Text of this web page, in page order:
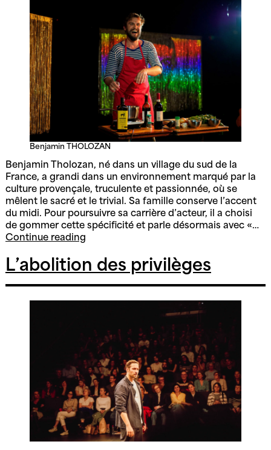
Benjamin THOLOZAN
Benjamin Tholozan, né dans un village du sud de la
France, a grandi dans un environnement marqué par la
culture provençale, truculente et passionnée, où se
mêlent le sacré et le trivial. Sa famille conserve l’accent
du midi. Pour poursuivre sa carrière d’acteur, il a choisi
de gommer cette spécificité et parle désormais avec «…
Continue readingParler
L’abolition des privilèges